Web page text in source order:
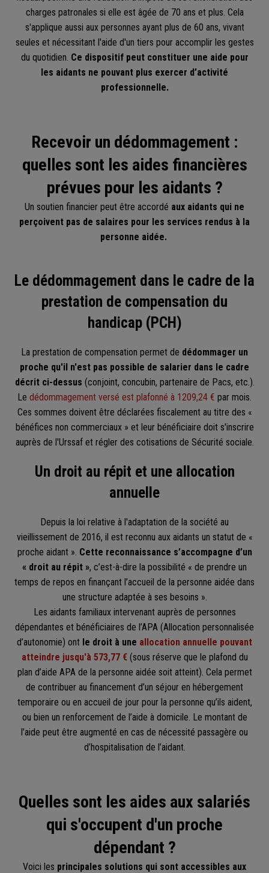
charges patronales si elle est âgée de 70 ans et plus. Cela
s'applique aussi aux personnes ayant plus de 60 ans, vivant
seules et nécessitant l'aide d'un tiers pour accomplir les gestes
du quotidien. Ce dispositif peut constituer une aide pour
les aidants ne pouvant plus exercer d’activité
professionnelle.
Recevoir un dédommagement :
quelles sont les aides financières
prévues pour les aidants ?
Un soutien financier peut être accordé aux aidants qui ne
perçoivent pas de salaires pour les services rendus à la
personne aidée.
Le dédommagement dans le cadre de la
prestation de compensation du
handicap (PCH)
La prestation de compensation permet de dédommager un
proche qu'il n'est pas possible de salarier dans le cadre
décrit ci-dessus (conjoint, concubin, partenaire de Pacs, etc.).
Le dédommagement versé est plafonné à 1209,24 € par mois.
Ces sommes doivent être déclarées fiscalement au titre des «
bénéfices non commerciaux » et leur bénéficiaire doit s'inscrire
auprès de l'Urssaf et régler des cotisations de Sécurité sociale.
Un droit au répit et une allocation
annuelle
Depuis la loi relative à l'adaptation de la société au
vieillissement de 2016, il est reconnu aux aidants un statut de «
proche aidant ». Cette reconnaissance s’accompagne d’un
« droit au répit », c’est-à-dire la possibilité « de prendre un
temps de repos en finançant l’accueil de la personne aidée dans
une structure adaptée à ses besoins ».
Les aidants familiaux intervenant auprès de personnes
dépendantes et bénéficiaires de l’APA (Allocation personnalisée
d’autonomie) ont le droit à une allocation annuelle pouvant
atteindre jusqu'à 573,77 €(sous réserve que le plafond du
plan d’aide APA de la personne aidée soit atteint). Cela permet
de contribuer au financement d’un séjour en hébergement
temporaire ou en accueil de jour pour la personne qu’ils aident,
ou bien un renforcement de l’aide à domicile. Le montant de
l’aide peut être augmenté en cas de nécessité passagère ou
d’hospitalisation de l’aidant.
Quelles sont les aides aux salariés
qui s'occupent d'un proche
dépendant ?
Voici les principales solutions qui sont accessibles aux